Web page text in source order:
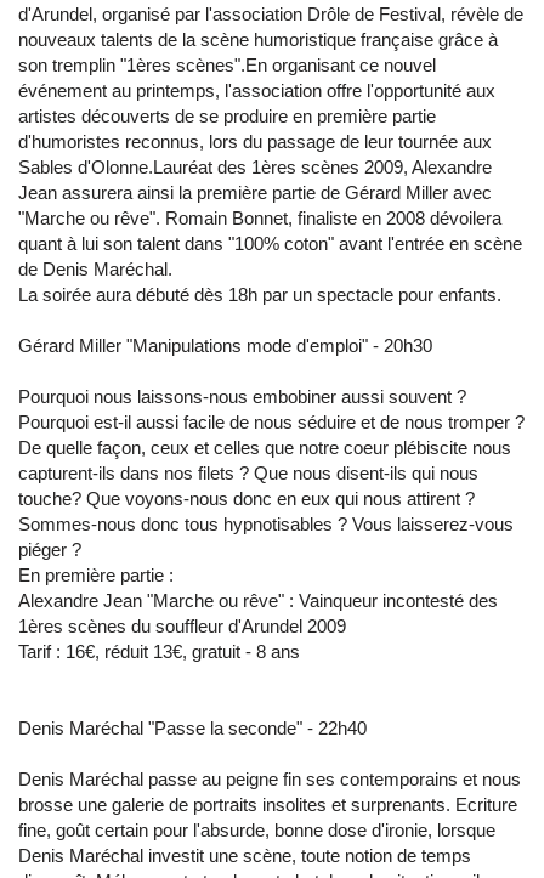
d'Arundel, organisé par l'association Drôle de Festival, révèle de
nouveaux talents de la scène humoristique française grâce à
son tremplin "1ères scènes".En organisant ce nouvel
événement au printemps, l'association offre l'opportunité aux
artistes découverts de se produire en première partie
d'humoristes reconnus, lors du passage de leur tournée aux
Sables d'Olonne.Lauréat des 1ères scènes 2009, Alexandre
Jean assurera ainsi la première partie de Gérard Miller avec
"Marche ou rêve". Romain Bonnet, finaliste en 2008 dévoilera
quant à lui son talent dans "100% coton" avant l'entrée en scène
de Denis Maréchal.
La soirée aura débuté dès 18h par un spectacle pour enfants.
Gérard Miller "Manipulations mode d'emploi" - 20h30
Pourquoi nous laissons-nous embobiner aussi souvent ?
Pourquoi est-il aussi facile de nous séduire et de nous tromper ?
De quelle façon, ceux et celles que notre coeur plébiscite nous
capturent-ils dans nos filets ? Que nous disent-ils qui nous
touche? Que voyons-nous donc en eux qui nous attirent ?
Sommes-nous donc tous hypnotisables ? Vous laisserez-vous
piéger ?
En première partie :
Alexandre Jean "Marche ou rêve" : Vainqueur incontesté des
1ères scènes du souffleur d'Arundel 2009
Tarif : 16€, réduit 13€, gratuit - 8 ans
Denis Maréchal "Passe la seconde" - 22h40
Denis Maréchal passe au peigne fin ses contemporains et nous
brosse une galerie de portraits insolites et surprenants. Ecriture
fine, goût certain pour l'absurde, bonne dose d'ironie, lorsque
Denis Maréchal investit une scène, toute notion de temps